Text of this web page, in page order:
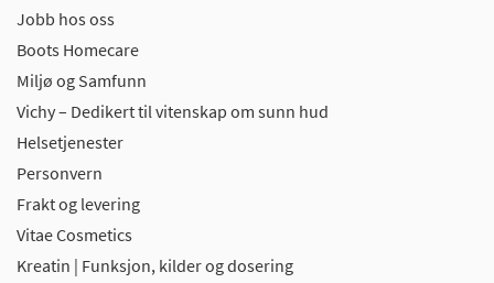
Jobb hos oss
Boots Homecare
Miljø og Samfunn
Vichy – Dedikert til vitenskap om sunn hud
Helsetjenester
Personvern
Frakt og levering
Vitae Cosmetics
Kreatin | Funksjon, kilder og dosering